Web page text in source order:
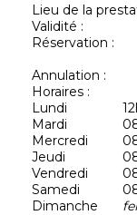
Lieu de la
Validité :
Réservation :
Annulation :
Horaires :
Lundi
Mardi
Mercredi
Jeudi
Vendredi
Samedi
Dimanche